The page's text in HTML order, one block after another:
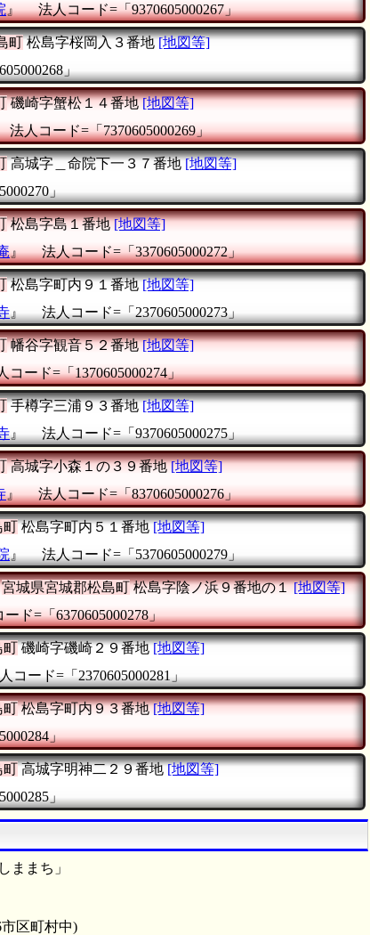
』 法人コード=「9370605000267」
町松島字桜岡入３番地 [地図等]
」
磯崎字蟹松１４番地 [地図等]
法人コード=「7370605000269」
高城字＿命院下一３７番地 [地図等]
」
松島字島１番地 [地図等]
』 法人コード=「3370605000272」
松島字町内９１番地 [地図等]
』 法人コード=「2370605000273」
幡谷字観音５２番地 [地図等]
コード=「1370605000274」
手樽字三浦９３番地 [地図等]
』 法人コード=「9370605000275」
高城字小森１の３９番地 [地図等]
』 法人コード=「8370605000276」
町松島字町内５１番地 [地図等]
』 法人コード=「5370605000279」
宮城県宮城郡松島町松島字陰ノ浜９番地の１ [地図等]
ード=「6370605000278」
町磯崎字磯崎２９番地 [地図等]
コード=「2370605000281」
町松島字町内９３番地 [地図等]
」
町高城字明神二２９番地 [地図等]
」
ままち」
市区町村中)